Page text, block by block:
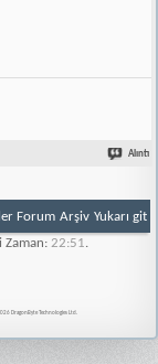
Alıntı
Forum Arşiv Yukarı git
Zaman: 22:51.
DragonByte Technologies Ltd.